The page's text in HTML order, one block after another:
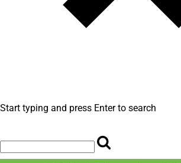
Start typing and press Enter to search